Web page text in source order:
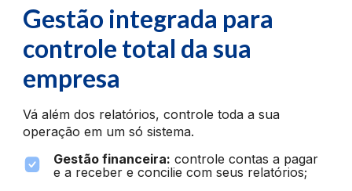
Gestão integrada para
controle total da sua
empresa
Vá além dos relatórios, controle toda a sua
operação em um só sistema.
Gestão financeira: controle contas a pagar
e a receber e concilie com seus relatórios;